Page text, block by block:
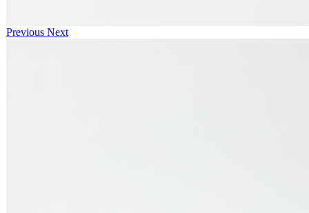
Previous Next